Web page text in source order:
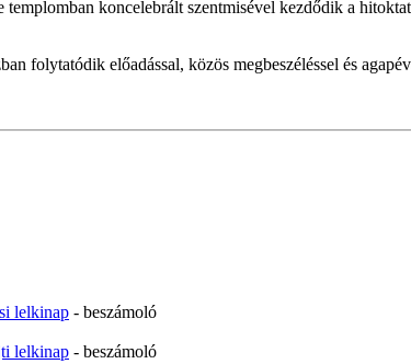
templomban koncelebrált szentmisével kezdődik a
folytatódik előadással, közös megbeszéléssel és
lelkinap - beszámoló
lelkinap - beszámoló